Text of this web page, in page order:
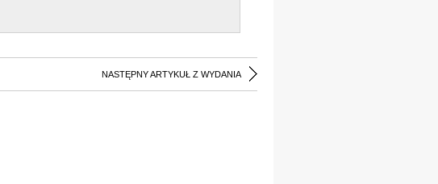
NASTĘPNY ARTYKUŁ Z WYDANIA